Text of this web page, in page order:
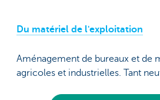
Du matériel de l'exploitation
Aménagement de bureaux et de
agricoles et industrielles. Tant